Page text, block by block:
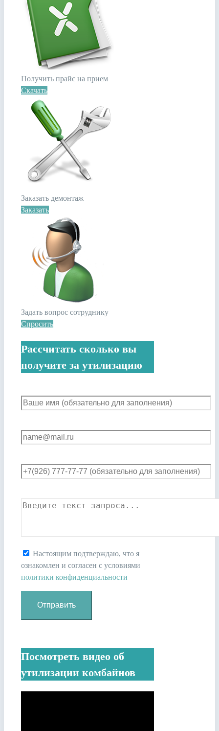
Получить прайс на прием
Скачать
Заказать демонтаж
Заказать
Задать вопрос сотруднику
Спросить
Рассчитать сколько вы
получите за утилизацию
Настоящим подтверждаю, что я
ознакомлен и согласен с условиями
политики конфиденциальности
Посмотреть видео об
утилизации комбайнов